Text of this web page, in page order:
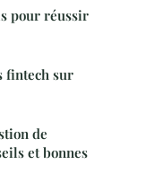
pour réussir
fintech sur
de
et bonnes